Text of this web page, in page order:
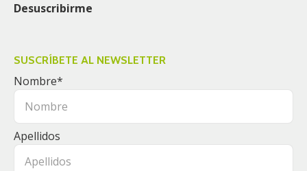
Desuscribirme
SUSCRÍBETE AL NEWSLETTER
Nombre*
Apellidos